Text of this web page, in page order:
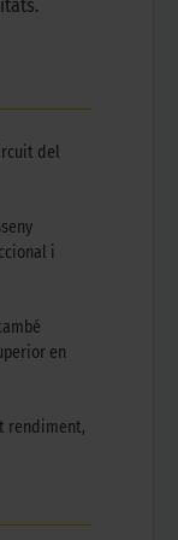
del
i
en
rendiment,